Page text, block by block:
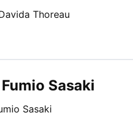
Thoreau
Sasaki
Sasaki